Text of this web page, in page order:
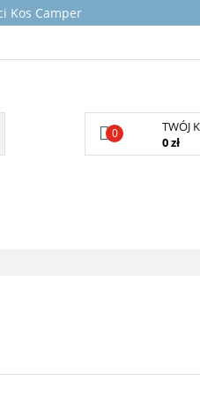
Kos Camper
0
TWÓJ
0 zł